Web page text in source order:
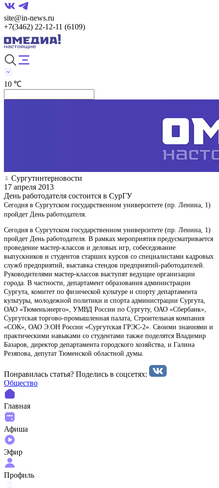
site@in-news.ru
+7(3462) 22-12-11 (6109)
10 ℃
Сургутинтерновости
17 апреля 2013
День работодателя состоится в СурГУ
Сегодня в Сургутском государственном университете (пр. Ленина, 1)
пройдет День работодателя.
Сегодня в Сургутском государственном университете (пр. Ленина, 1)
пройдет День работодателя. В рамках мероприятия предусматривается
проведение мастер-классов и деловых игр, собеседование
выпускников и студентов старших курсов со специалистами кадровых
служб предприятий, выставка стендов предприятий-работодателей.
Руководителями мастер-классов выступят ведущие организации
города. В частности, департамент образования администрации
Сургута, комитет по физической культуре и спорту департамента
культуры, молодежной политики и спорта администрации Сургута,
ОАО «Тюменьэнерго», УМВД России по Сургуту, ОАО «Сбербанк»,
Сургутская торгово-промышленная палата, Строительная компания
«СОК», ОАО Э.ОН России «Сургутская ГРЭС-2». Своими знаниями и
практическими навыками со студентами также поделятся Владимир
Базаров, директор департамента городского хозяйства, и Галина
Резяпова, депутат Тюменской областной думы.
Понравилась статья? Поделиcь в соцсетях:
Общество
Главная
Афиша
Эфир
Профиль